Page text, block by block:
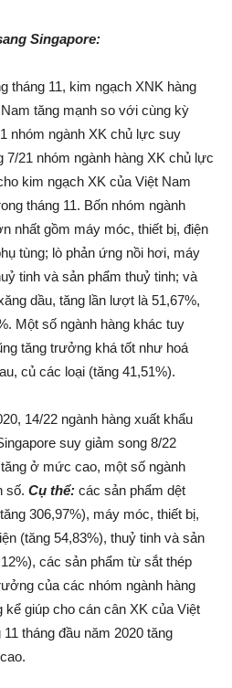
Singapore:
tháng 11, kim ngạch XNK hàng
tăng mạnh so với cùng kỳ
nhóm ngành XK chủ lực suy
21 nhóm ngành hàng XK chủ lực
kim ngạch XK của Việt Nam
tháng 11. Bốn nhóm ngành
nhất gồm máy móc, thiết bị, điện
tùng; lò phản ứng nồi hơi, máy
tinh và sản phẩm thuỷ tinh; và
dầu, tăng lần lượt là 51,67%,
Một số ngành hàng khác tuy
tăng trưởng khá tốt như hoá
củ các loại (tăng 41,51%).
14/22 ngành hàng xuất khẩu
suy giảm song 8/22
ở mức cao, một số ngành
số. Cụ thể: các sản phẩm dệt
306,97%), máy móc, thiết bị,
(tăng 54,83%), thuỷ tinh và sản
các sản phẩm từ sắt thép
của các nhóm ngành hàng
kể giúp cho cán cân XK của Việt
tháng đầu năm 2020 tăng